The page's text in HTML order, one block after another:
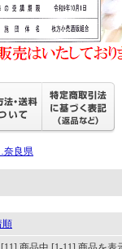
奈良県
順